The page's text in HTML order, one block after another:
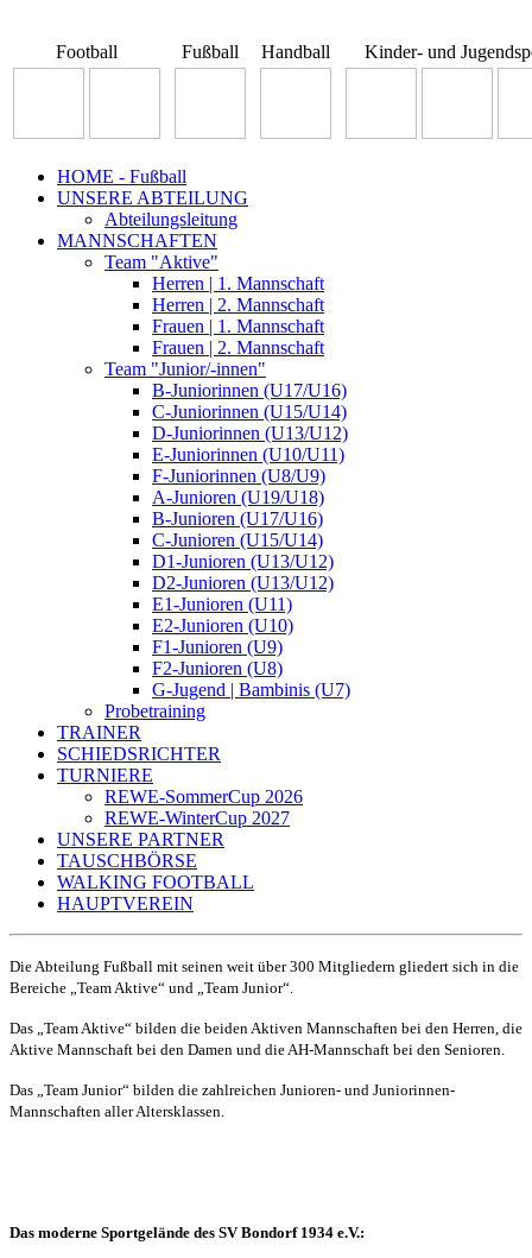
Football Fußball Handball Kinder- und
HOME - Fußball
UNSERE ABTEILUNG
Abteilungsleitung
MANNSCHAFTEN
Team "Aktive"
Herren | 1. Mannschaft
Herren | 2. Mannschaft
Frauen | 1. Mannschaft
Frauen | 2. Mannschaft
Team "Junior/-innen"
B-Juniorinnen (U17/U16)
C-Juniorinnen (U15/U14)
D-Juniorinnen (U13/U12)
E-Juniorinnen (U10/U11)
F-Juniorinnen (U8/U9)
A-Junioren (U19/U18)
B-Junioren (U17/U16)
C-Junioren (U15/U14)
D1-Junioren (U13/U12)
D2-Junioren (U13/U12)
E1-Junioren (U11)
E2-Junioren (U10)
F1-Junioren (U9)
F2-Junioren (U8)
G-Jugend | Bambinis (U7)
Probetraining
TRAINER
SCHIEDSRICHTER
TURNIERE
REWE-SommerCup 2026
REWE-WinterCup 2027
UNSERE PARTNER
TAUSCHBÖRSE
WALKING FOOTBALL
HAUPTVEREIN
Die Abteilung Fußball mit seinen weit über 300 Mitgliedern gliedert sich in die
Bereiche „Team Aktive“ und „Team Junior“.
Das „Team Aktive“ bilden die beiden Aktiven Mannschaften bei den Herren, die
Aktive Mannschaft bei den Damen und die AH-Mannschaft bei den Senioren.
Das „Team Junior“ bilden die zahlreichen Junioren- und Juniorinnen-
Mannschaften aller Altersklassen.
Das moderne Sportgelände des SV Bondorf 1934 e.V.: